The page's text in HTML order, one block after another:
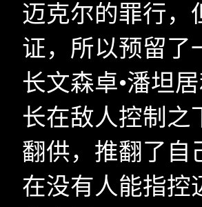
迈克尔的罪行，
证，所以预留了
长文森卓•潘坦
长在敌人控制之
翻供，推翻了自
在没有人能指控